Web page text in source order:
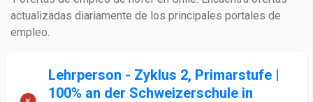
actualizadas diariamente de los principales portales de
empleo.
Lehrperson - Zyklus 2, Primarstufe |
100% an der Schweizerschule in